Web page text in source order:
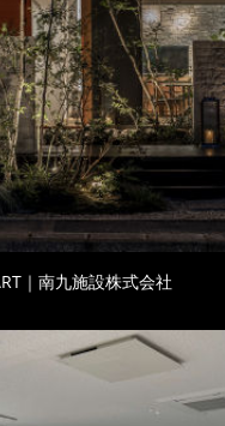
｜南九施設株式会社